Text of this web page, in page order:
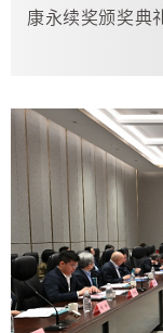
康永续奖颁奖典
应链奖（物料类